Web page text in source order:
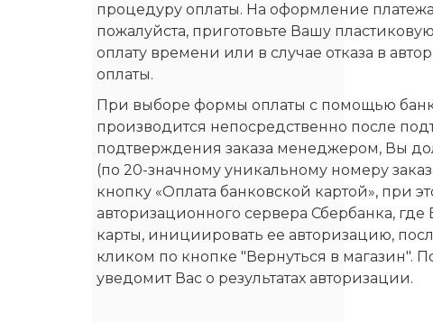
процедуру оплаты. На оформление
пожалуйста, приготовьте Вашу
оплату времени или в случае отказа в
оплаты.
При выборе формы оплаты с помощью
производится непосредственно после
подтверждения заказа менеджером, Вы
(по 20-значному уникальному номеру
кнопку «Оплата банковской картой», при
авторизационного сервера Сбербанка,
карты, инициировать ее авторизацию,
кликом по кнопке "Вернуться в магазин".
уведомит Вас о результатах авторизации.